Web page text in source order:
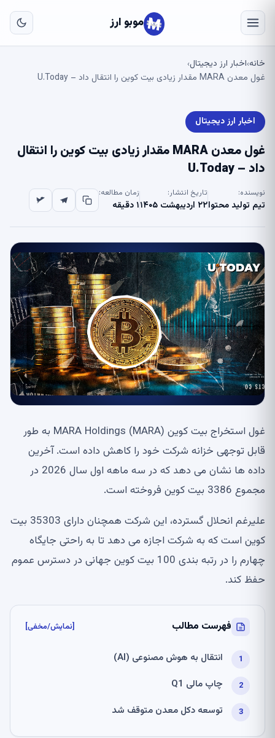
موبو ارز
خانه›اخبار ارز دیجیتال›
غول معدن MARA مقدار زیادی بیت کوین را انتقال داد – U.Today
اخبار ارز دیجیتال
غول معدن MARA مقدار زیادی بیت کوین را انتقال
داد – U.Today
نویسنده:
تیم تولید محتوا
تاریخ انتشار:
۲۲ اردیبهشت ۱۴۰۵
زمان مطالعه:
۱ دقیقه
غول استخراج بیت کوین MARA Holdings (MARA) به طور
قابل توجهی خزانه شرکت خود را کاهش داده است. آخرین
داده ها نشان می دهد که در سه ماهه اول سال 2026 در
مجموع 3386 بیت کوین فروخته است.
علیرغم انحلال گسترده، این شرکت همچنان دارای 35303 بیت
کوین است که به شرکت اجازه می دهد تا به راحتی جایگاه
چهارم را در رتبه بندی 100 بیت کوین جهانی در دسترس عموم
حفظ کند.
فهرست مطالب [نمایش/مخفی]
انتقال به هوش مصنوعی (AI)
چاپ مالی Q1
توسعه دکل معدن متوقف شد